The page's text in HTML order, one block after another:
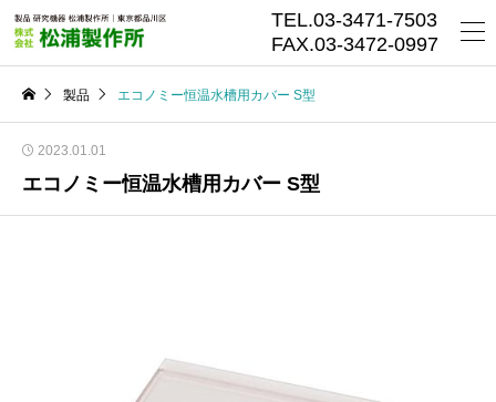
TEL.03-3471-7503
FAX.03-3472-0997
製品 エコノミー恒温水槽用カバー S型
2023.01.01
エコノミー恒温水槽用カバー S型